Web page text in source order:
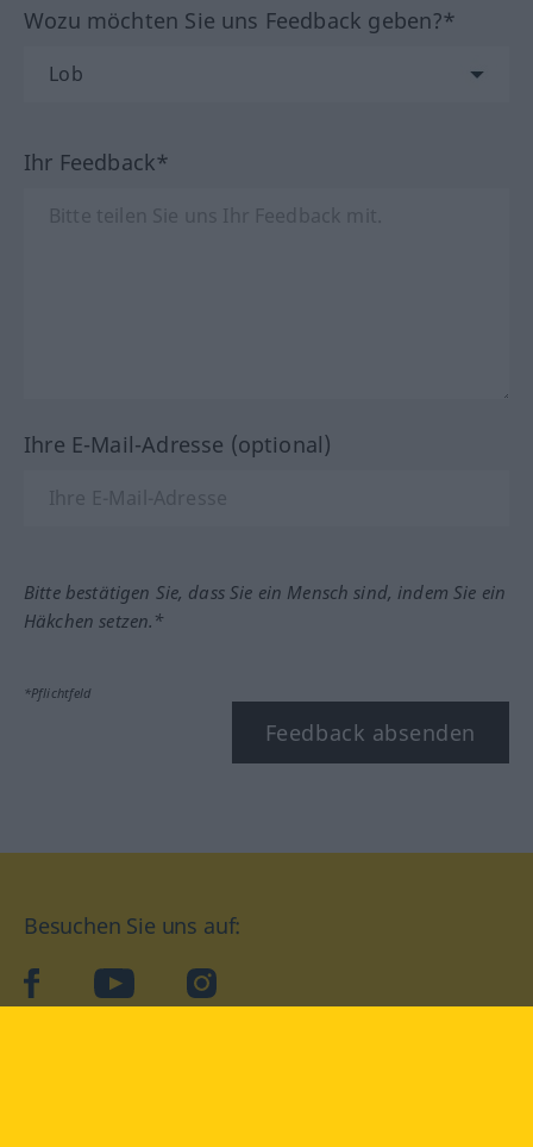
Wozu möchten Sie uns Feedback geben?*
Ihr Feedback*
Ihre E-Mail-Adresse (optional)
Bitte bestätigen Sie, dass Sie ein Mensch sind, indem Sie ein
Häkchen setzen.*
*Pflichtfeld
Feedback absenden
Besuchen Sie uns auf:
facebookYouTube Instagram